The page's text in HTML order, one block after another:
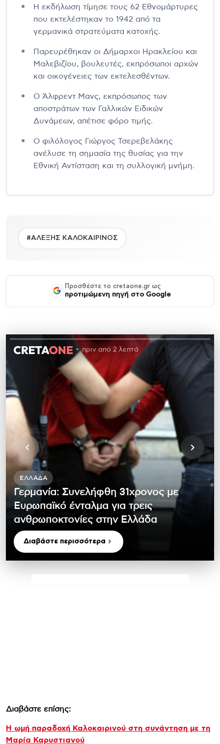
Η εκδήλωση τίμησε τους 62 Εθνομάρτυρες
που εκτελέστηκαν το 1942 από τα
γερμανικά στρατεύματα κατοχής.
Παρευρέθηκαν οι Δήμαρχοι Ηρακλείου και
Μαλεβιζίου, βουλευτές, εκπρόσωποι αρχών
και οικογένειες των εκτελεσθέντων.
Ο Άλφρεντ Μανς, εκπρόσωπος των
αποστράτων των Γαλλικών Ειδικών
Δυνάμεων, απέτισε φόρο τιμής.
Ο φιλόλογος Γιώργος Τσερεβελάκης
ανέλυσε τη σημασία της θυσίας για την
Εθνική Αντίσταση και τη συλλογική μνήμη.
#ΑΛΕΞΗΣ ΚΑΛΟΚΑΙΡΙΝΟΣ
Προσθέστε το cretaone.gr ως
προτιμώμενη πηγή στο Google
πριν από 2 λεπτά
ΕΛΛΆΔΑ
Γερμανία: Συνελήφθη 31χρονος με
Ευρωπαϊκό ένταλμα για τρεις
ανθρωποκτονίες στην Ελλάδα
Διαβάστε περισσότερα
Διαβάστε επίσης:
Η ωμή παραδοχή Καλοκαιρινού στη συνάντηση με τη
Μαρία Καρυστιανού